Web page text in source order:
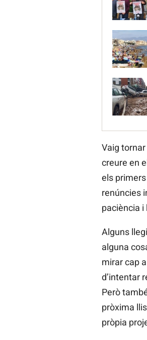
Vaig
creure en
els
renúncies
paciència i
Alguns
alguna
mirar cap
d’intentar
Però
pròxima
pròpia